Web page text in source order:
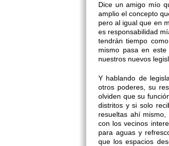
Dice un amigo mío
amplio el concepto
pero al igual que en
es responsabilidad
tendrán tiempo
mismo pasa en
nuestros nuevos
Y hablando de
otros poderes, su
olviden que su
distritos y si solo
resueltas ahí
con los vecinos
para aguas y
que los espacios